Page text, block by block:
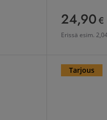
24,90 €
24,90€
Erissä esim.
Tarjous